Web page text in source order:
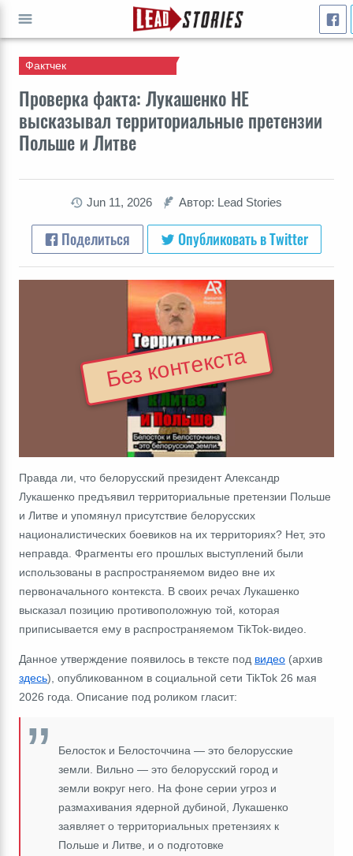
Проверка факта: Лукашенко НЕ
высказывал территориальные претензии
Польше и Литве
Фактчек
Jun 11, 2026 Автор: Lead Stories
Поделиться Опубликовать в Twitter
Без контекста
Правда ли, что белорусский президент Александр
Лукашенко предъявил территориальные претензии Польше
и Литве и упомянул присутствие белорусских
националистических боевиков на их территориях? Нет, это
неправда. Фрагменты его прошлых выступлений были
использованы в распространяемом видео вне их
первоначального контекста. В своих речах Лукашенко
высказал позицию противоположную той, которая
приписывается ему в распространяемом TikTok-видео.
Данное утверждение появилось в тексте под видео (архив
здесь), опубликованном в социальной сети TikTok 26 мая
2026 года. Описание под роликом гласит:
Белосток и Белосточчина ― это белорусские
земли. Вильно ― это белорусский город и
земли вокруг него. На фоне серии угроз и
размахивания ядерной дубиной, Лукашенко
заявляет о территориальных претензиях к
Польше и Литве, и о подготовке
ПЕРЕЙТИ